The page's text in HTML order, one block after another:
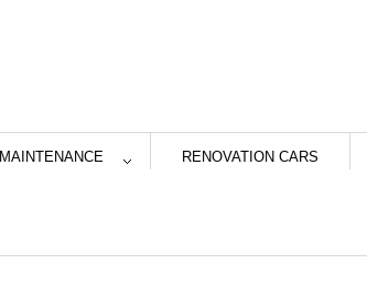
MAINTENANCE RENOVATION CARS